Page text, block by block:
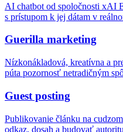
AI chatbot od spoločnosti xAI
s prístupom k jej dátam v
Guerilla marketing
Nízkonákladová, kreatívna a
púta pozornosť netradičným
Guest posting
Publikovanie článku na
odkaz, dosah a budovať